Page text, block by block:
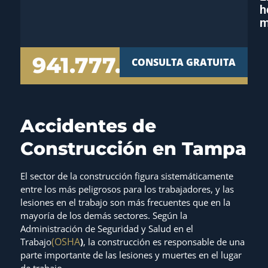
941.777.7000CONSULTA GRATUITA
Accidentes de
Construcción en Tampa
El sector de la construcción figura sistemáticamente
entre los más peligrosos para los trabajadores, y las
lesiones en el trabajo son más frecuentes que en la
mayoría de los demás sectores. Según la
Administración de Seguridad y Salud en el
Trabajo(OSHA), la construcción es responsable de una
parte importante de las lesiones y muertes en el lugar